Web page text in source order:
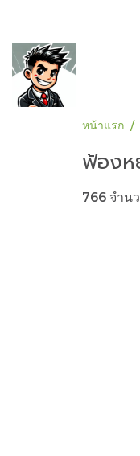
หน้าแรก
ฟ้องห
766 จำน